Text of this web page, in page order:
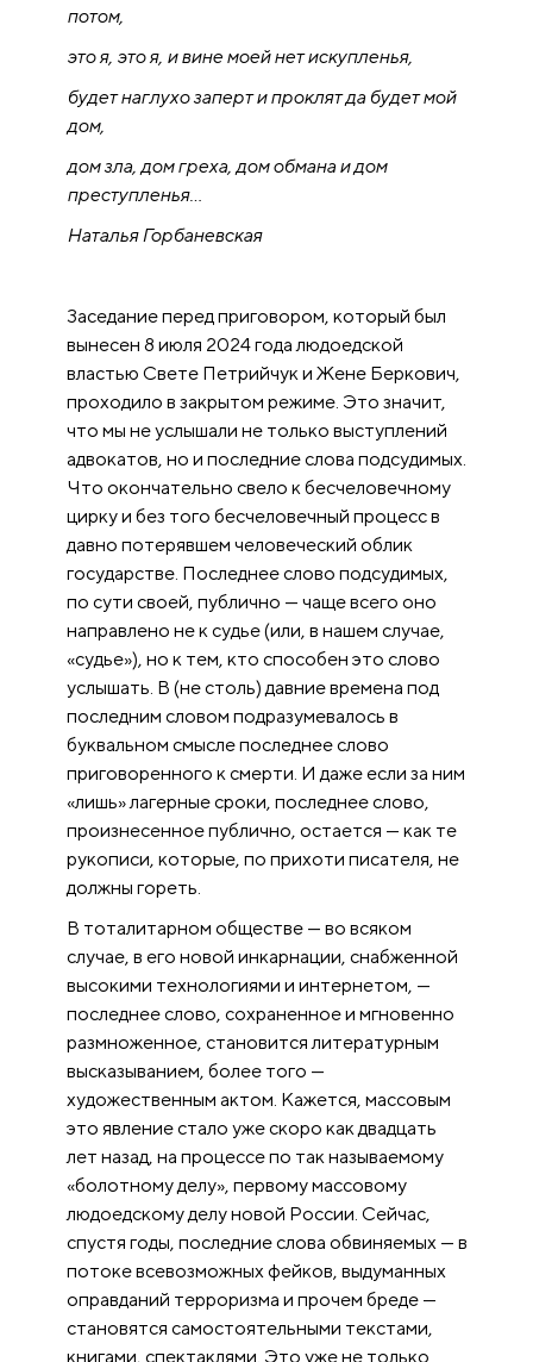
потом,
это я, это я, и вине моей нет искупленья,
будет наглухо заперт и проклят да будет мой
дом,
дом зла, дом греха, дом обмана и дом
преступленья…
Наталья Горбаневская
Заседание перед приговором, который был
вынесен 8 июля 2024 года людоедской
властью Свете Петрийчук и Жене Беркович,
проходило в закрытом режиме. Это значит,
что мы не услышали не только выступлений
адвокатов, но и последние слова подсудимых.
Что окончательно свело к бесчеловечному
цирку и без того бесчеловечный процесс в
давно потерявшем человеческий облик
государстве. Последнее слово подсудимых,
по сути своей, публично — чаще всего оно
направлено не к судье (или, в нашем случае,
«судье»), но к тем, кто способен это слово
услышать. В (не столь) давние времена под
последним словом подразумевалось в
буквальном смысле последнее слово
приговоренного к смерти. И даже если за ним
«лишь» лагерные сроки, последнее слово,
произнесенное публично, остается — как те
рукописи, которые, по прихоти писателя, не
должны гореть.
В тоталитарном обществе — во всяком
случае, в его новой инкарнации, снабженной
высокими технологиями и интернетом, —
последнее слово, сохраненное и мгновенно
размноженное, становится литературным
высказыванием, более того —
художественным актом. Кажется, массовым
это явление стало уже скоро как двадцать
лет назад, на процессе по так называемому
«болотному делу», первому массовому
людоедскому делу новой России. Сейчас,
спустя годы, последние слова обвиняемых — в
потоке всевозможных фейков, выдуманных
оправданий терроризма и прочем бреде —
становятся самостоятельными текстами,
книгами, спектаклями. Это уже не только